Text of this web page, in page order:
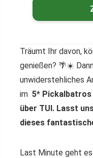
Träumt Ihr davon,
genießen? 🌴☀️
unwiderstehliches
im 5* Pickalbatros
über TUI. Lasst
dieses
Last Minute geht